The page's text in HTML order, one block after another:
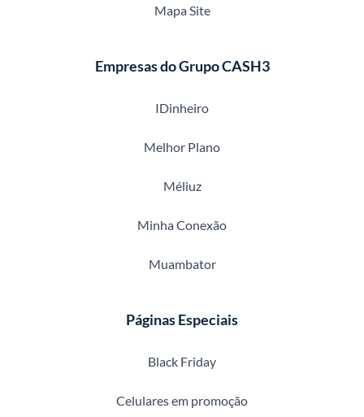
Mapa Site
Empresas do Grupo CASH3
IDinheiro
Melhor Plano
Méliuz
Minha Conexão
Muambator
Páginas Especiais
Black Friday
Celulares em promoção